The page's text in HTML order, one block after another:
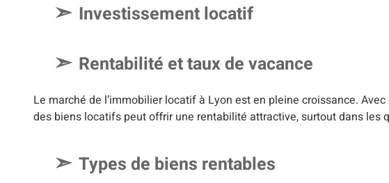
Investissement locatif
Rentabilité et taux de vacance
Le marché de l’immobilier locatif à Lyon est en pleine croissance.
des biens locatifs peut offrir une rentabilité attractive, surtout dans les
Types de biens rentables